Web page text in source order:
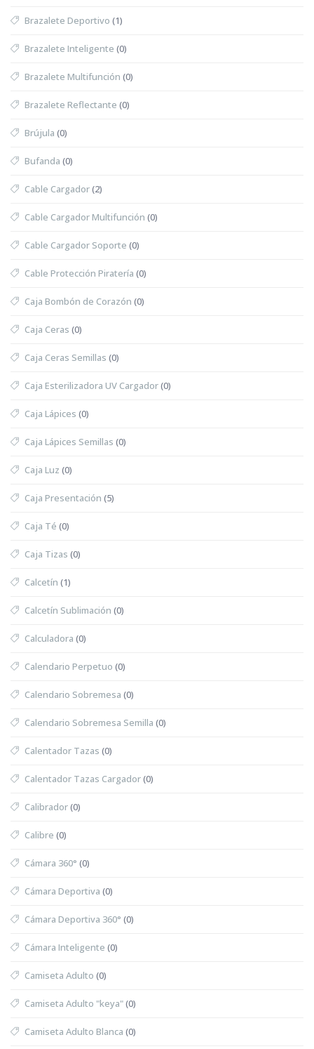
Brazalete Deportivo (1)
Brazalete Inteligente (0)
Brazalete Multifunción (0)
Brazalete Reflectante (0)
Brújula (0)
Bufanda (0)
Cable Cargador(2)
Cable Cargador Multifunción (0)
Cable Cargador Soporte (0)
Cable Protección Piratería (0)
Caja Bombón de Corazón (0)
Caja Ceras (0)
Caja Ceras Semillas (0)
Caja Esterilizadora UV Cargador(0)
Caja Lápices (0)
Caja Lápices Semillas (0)
Caja Luz (0)
Caja Presentación (5)
Caja Té (0)
Caja Tizas (0)
Calcetín (1)
Calcetín Sublimación (0)
Calculadora (0)
Calendario Perpetuo (0)
Calendario Sobremesa (0)
Calendario Sobremesa Semilla (0)
Calentador Tazas (0)
Calentador Tazas Cargador(0)
Calibrador(0)
Calibre (0)
Cámara 360° (0)
Cámara Deportiva (0)
Cámara Deportiva 360° (0)
Cámara Inteligente (0)
Camiseta Adulto (0)
Camiseta Adulto "keya"(0)
Camiseta Adulto Blanca (0)